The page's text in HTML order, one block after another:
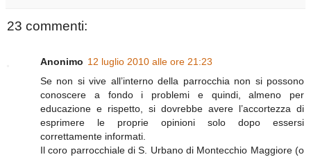
23 commenti:
Anonimo 12 luglio 2010 alle ore 21:23
Se non si vive all’interno della parrocchia non si possono
conoscere a fondo i problemi e quindi, almeno per
educazione e rispetto, si dovrebbe avere l’accortezza di
esprimere le proprie opinioni solo dopo essersi
correttamente informati.
Il coro parrocchiale di S. Urbano di Montecchio Maggiore (o